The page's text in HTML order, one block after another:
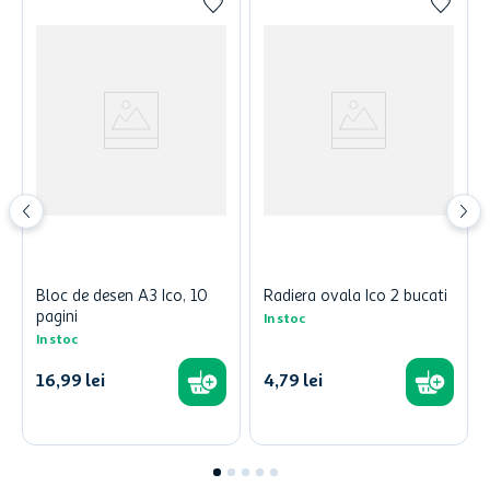
Bloc de desen A3 Ico, 10
pagini
In stoc
16,99 lei
Radiera ovala Ico 2 bucati
In stoc
4,79 lei